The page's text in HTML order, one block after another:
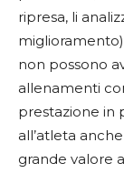
ripresa, li
non possono
allenamenti
prestazione in
all’atleta
grande valore